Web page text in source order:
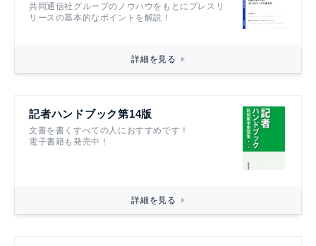
共同通信社グループのノウハウをもとにプレスリ
リースの基本的なポイントを解説！
詳細を見る
記者ハンドブック第14版
文書を書くすべての人におすすめです！
電子書籍も発売中！
詳細を見る